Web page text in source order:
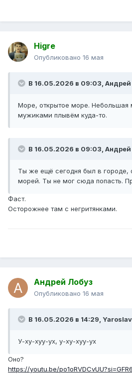
Higre
Опубликовано 16 мая
В 16.05.2026 в 09:03, Андрей
Море, открытое море. Небольшая
мужиками плывём куда-то.
В 16.05.2026 в 09:03, Андрей
Ты же ещё сегодня был в городе,
морей. Ты не мог сюда попасть.
Фаст.
Осторожнее там с негритянками.
Андрей Лобуз
Опубликовано 16 мая
В 16.05.2026 в 14:29, Yaroslav
У-ху-хуу-ух, у-ху-хуу-ух
Оно?
https://youtu.be/